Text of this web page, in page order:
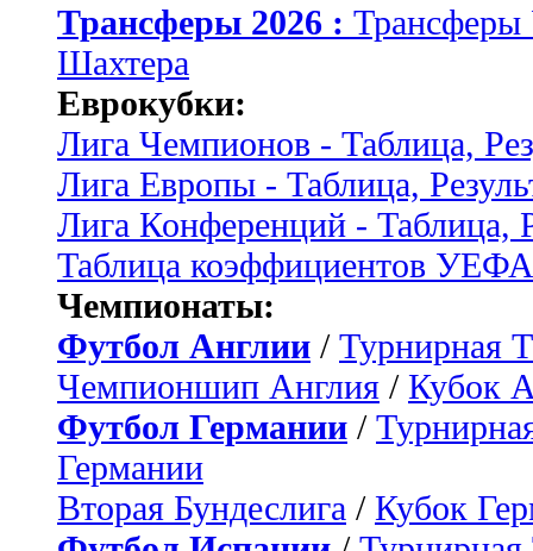
Трансферы 2026 :
Шахтера
Еврокубки:
Лига Чемпионов - Таблица,
Лига Европы - Таблица,
Лига Конференций - Таблица,
Таблица коэффициентов УЕФА
Чемпионаты:
Футбол Англии / Турнирная
Чемпионшип Англия / Кубок
Футбол Германии /
Германии
Вторая Бундеслига / Кубок